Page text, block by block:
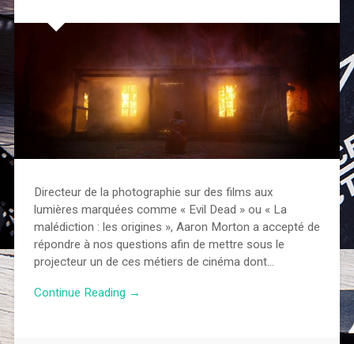
Directeur de la photographie sur des films aux
lumières marquées comme « Evil Dead » ou « La
malédiction : les origines », Aaron Morton a accepté de
répondre à nos questions afin de mettre sous le
projecteur un de ces métiers de cinéma dont…
Continue Reading →